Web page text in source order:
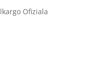
Ofiziala